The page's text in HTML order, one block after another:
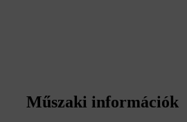
Műszaki információk